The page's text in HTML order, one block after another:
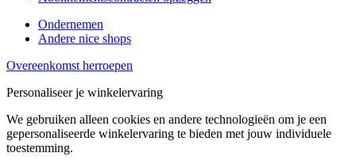
Ondernemen
Andere nice shops
Overeenkomst herroepen
Personaliseer je winkelervaring
We gebruiken alleen cookies en andere technologieën om je een
gepersonaliseerde winkelervaring te bieden met jouw individuele
toestemming.